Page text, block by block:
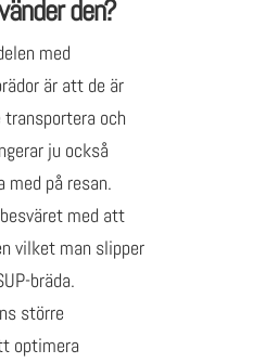
den?
med
är att de är
och
ju också
på resan.
med att
vilket man slipper
bräda.
större
optimera